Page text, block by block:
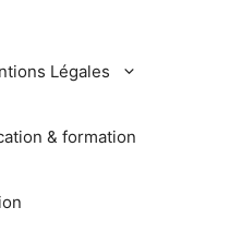
Légales
& formation